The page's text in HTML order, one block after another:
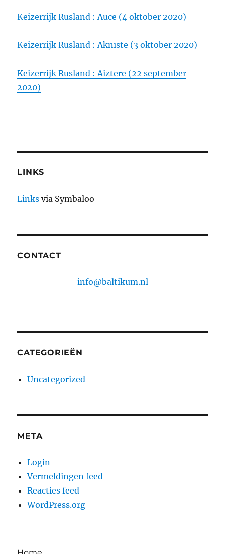
Keizerrijk Rusland : Auce (4 oktober 2020)
Keizerrijk Rusland : Aknīste (3 oktober 2020)
Keizerrijk Rusland : Aiztere (22 september
2020)
LINKS
Links via Symbaloo
CONTACT
info@baltikum.nl
CATEGORIEËN
Uncategorized
META
Login
Vermeldingen feed
Reacties feed
WordPress.org